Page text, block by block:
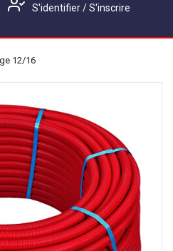
S'identifier/ S'inscrire
12/16